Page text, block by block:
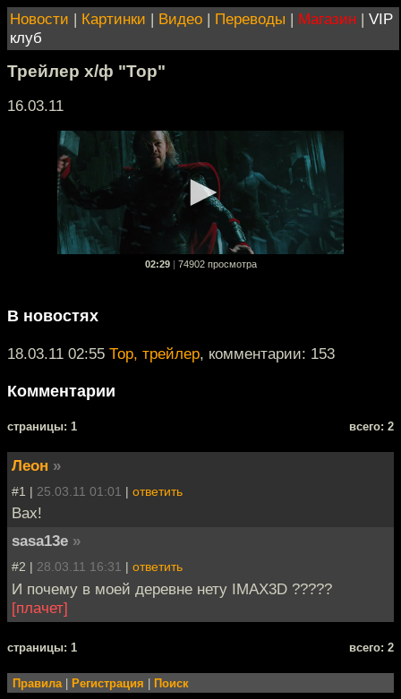
Новости | Картинки | Видео | Переводы | Магазин | VIP
клуб
Трейлер х/ф "Тор"
16.03.11
02:29 74902 просмотра
В новостях
18.03.11 02:55 Тор, трейлер, комментарии: 153
Комментарии
cтраницы: 1 всего: 2
Леон »
#1 | 25.03.11 01:01 | ответить
Вах!
sasa13e »
#2 | 28.03.11 16:31 | ответить
И почему в моей деревне нету IMAX3D ?????
[плачет]
cтраницы: 1 всего: 2
Правила | Регистрация | Поиск